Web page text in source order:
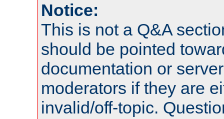
Notice:
This is not a Q&A
should be pointed
documentation or
moderators if they are
invalid/off-topic.